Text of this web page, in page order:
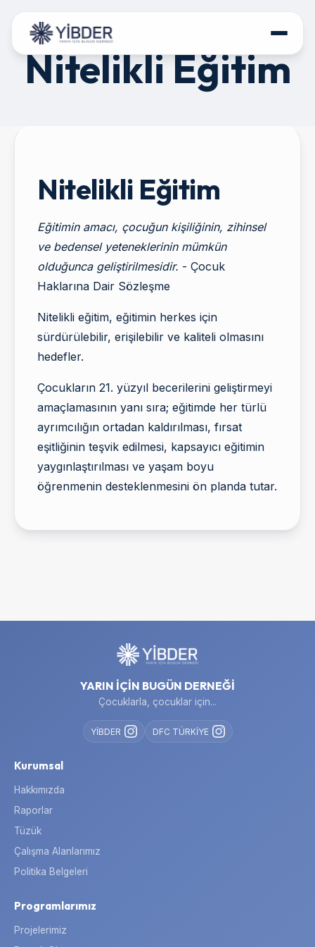
HAKKIMIZDA
İLETİŞİM
DESTEK OLUN
Nitelikli Eğitim
Nitelikli Eğitim
Eğitimin amacı, çocuğun kişiliğinin, zihinsel
ve bedensel yeteneklerinin mümkün
olduğunca geliştirilmesidir. - Çocuk
Haklarına Dair Sözleşme
Nitelikli eğitim, eğitimin herkes için
sürdürülebilir, erişilebilir ve kaliteli olmasını
hedefler.
Çocukların 21. yüzyıl becerilerini geliştirmeyi
amaçlamasının yanı sıra; eğitimde her türlü
ayrımcılığın ortadan kaldırılması, fırsat
eşitliğinin teşvik edilmesi, kapsayıcı eğitimin
yaygınlaştırılması ve yaşam boyu
öğrenmenin desteklenmesini ön planda tutar.
YARIN İÇİN BUGÜN DERNEĞİ
Çocuklarla, çocuklar için...
YİBDER DFC TÜRKİYE
Kurumsal
Hakkımızda
Raporlar
Tüzük
Çalışma Alanlarımız
Politika Belgeleri
Programlarımız
Projelerimiz